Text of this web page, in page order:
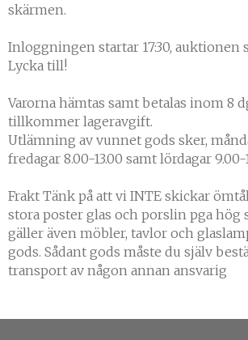
skärmen.
Inloggningen startar 17:30, auktionen
Lycka till!
Varorna hämtas samt betalas inom 8
tillkommer lageravgift.
Utlämning av vunnet gods sker,
fredagar 8.00-13.00 samt lördagar 9.00-
Frakt Tänk på att vi INTE skickar
stora poster glas och porslin pga hög
gäller även möbler, tavlor och
gods. Sådant gods måste du själv
transport av någon annan ansvarig